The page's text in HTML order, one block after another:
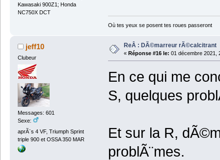
Kawasaki 900Z1; Honda
NC750X DCT
Où tes yeux se posent tes roues passeront
jeff10
Clubeur
Messages: 601
Sexe:
aprÃ¨s 4 VF, Triumph Sprint
triple 900 et OSSA 350 MAR
ReÂ : DÃ©marreur rÃ©calcitrant
« Réponse #16 le: 01 décembre 2021,
En ce qui me
S, quelques
Et sur la R,
problÃ¨mes.